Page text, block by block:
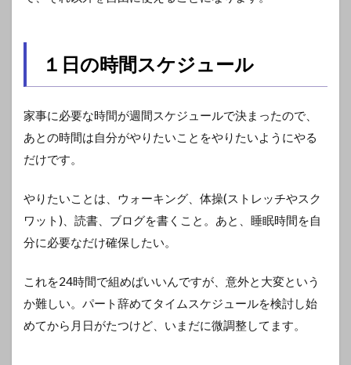
１日の時間スケジュール
家事に必要な時間が週間スケジュールで決まったので、
あとの時間は自分がやりたいことをやりたいようにやる
だけです。
やりたいことは、ウォーキング、体操(ストレッチやスク
ワット)、読書、ブログを書くこと。あと、睡眠時間を自
分に必要なだけ確保したい。
これを24時間で組めばいいんですが、意外と大変という
か難しい。パート辞めてタイムスケジュールを検討し始
めてから月日がたつけど、いまだに微調整してます。